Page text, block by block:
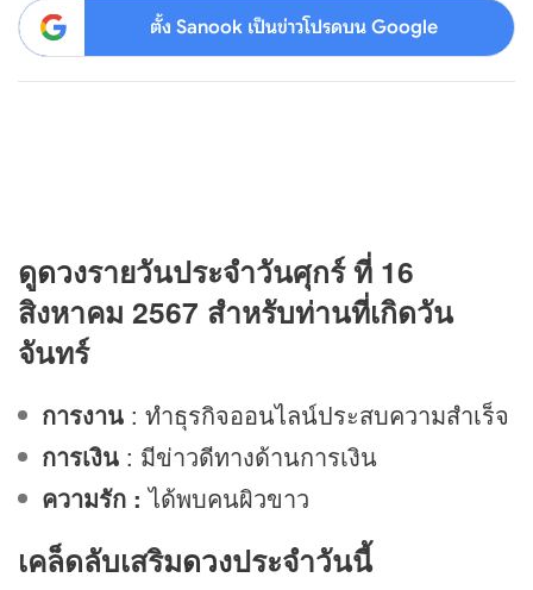
ตั้ง Sanook เป็นข่าวโปรดบน Google
ดูดวงรายวันประจำวันศุกร์ ที่ 16
สิงหาคม 2567 สำหรับท่านที่เกิดวัน
จันทร์
การงาน : ทำธุรกิจออนไลน์ประสบความสำเร็จ
การเงิน : มีข่าวดีทางด้านการเงิน
ความรัก : ได้พบคนผิวขาว
เคล็ดลับเสริมดวงประจำวันนี้